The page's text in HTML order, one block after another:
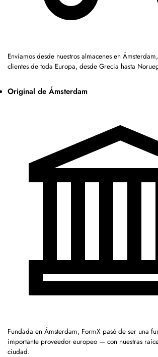
Enviamos desde nuestros almacenes en
clientes de toda Europa, desde Grecia hasta
Original de Ámsterdam
Fundada en Ámsterdam, FormX pasó de ser una
importante proveedor europeo — con nuestras
ciudad.